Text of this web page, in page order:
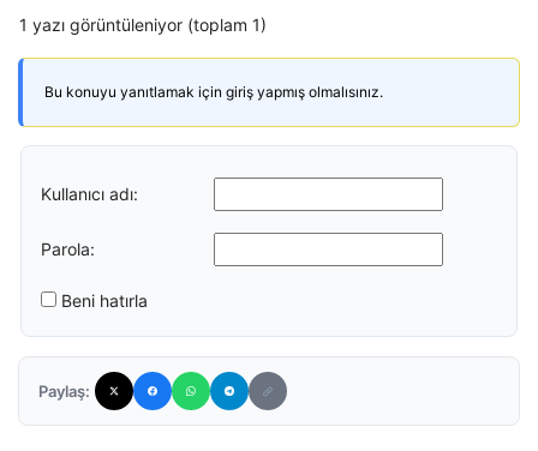
1 yazı görüntüleniyor (toplam 1)
Bu konuyu yanıtlamak için giriş yapmış olmalısınız.
Kullanıcı adı:
Parola:
Beni hatırla
Paylaş: